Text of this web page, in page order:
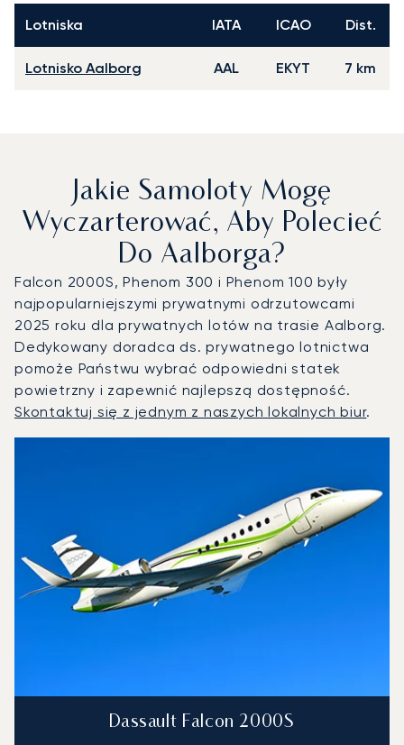
Lotniska IATA ICAO Dist.
Lotnisko Aalborg AAL EKYT 7 km
Jakie Samoloty Mogę
Wyczarterować, Aby Polecieć
Do Aalborga?
Falcon 2000S, Phenom 300 i Phenom 100 były
najpopularniejszymi prywatnymi odrzutowcami
2025 roku dla prywatnych lotów na trasie Aalborg.
Dedykowany doradca ds. prywatnego lotnictwa
pomoże Państwu wybrać odpowiedni statek
powietrzny i zapewnić najlepszą dostępność.
Skontaktuj się z jednym z naszych lokalnych biur.
Dassault Falcon 2000S